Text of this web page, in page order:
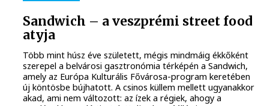
Sandwich – a veszprémi street food
atyja
Több mint húsz éve született, mégis mindmáig ékkőként
szerepel a belvárosi gasztronómia térképén a Sandwich,
amely az Európa Kulturális Fővárosa-program keretében
új köntösbe bújhatott. A csinos küllem mellett ugyanakkor
akad, ami nem változott: az ízek a régiek, ahogy a